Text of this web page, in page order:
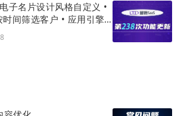
子名片设计风格自定义 •
间筛选客户 • 应用引擎
统